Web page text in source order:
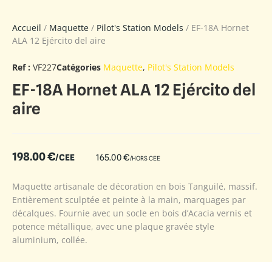
Accueil / Maquette / Pilot's Station Models / EF-18A Hornet
ALA 12 Ejército del aire
Ref : VF227Catégories Maquette, Pilot's Station Models
EF-18A Hornet ALA 12 Ejército del
aire
198.00€/CEE 165.00€/HORS CEE
Maquette artisanale de décoration en bois Tanguilé, massif.
Entièrement sculptée et peinte à la main, marquages par
décalques. Fournie avec un socle en bois d’Acacia vernis et
potence métallique, avec une plaque gravée style
aluminium, collée.